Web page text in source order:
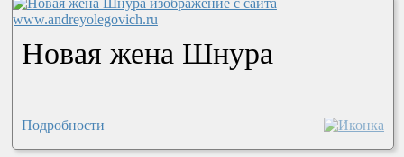
Новая жена Шнура
Подробности